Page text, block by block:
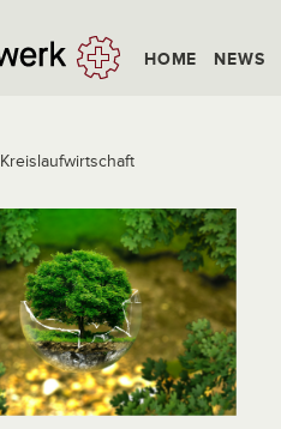
HOME NEWS
Kreislaufwirtschaft